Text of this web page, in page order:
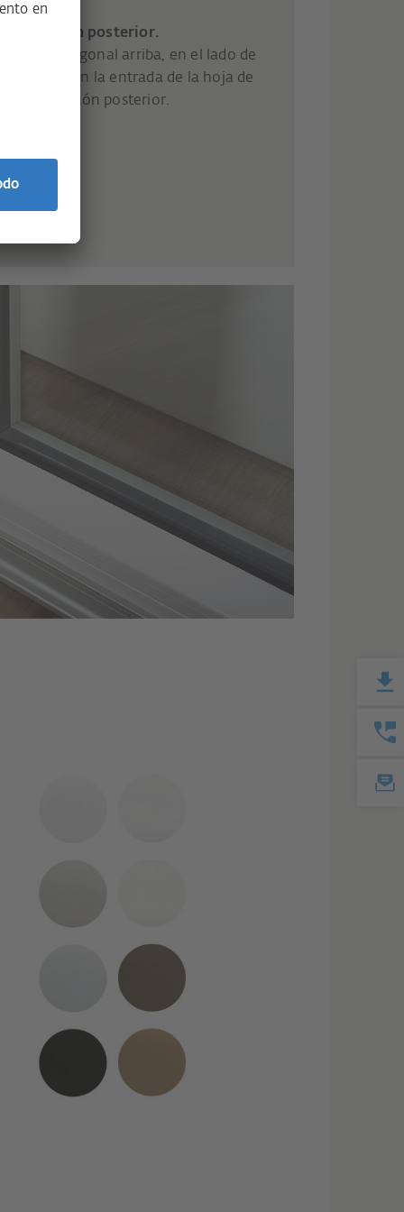
oscilación posterior.
en diagonal arriba, en el lado de
frenan la entrada de la hoja de
oscilación posterior.